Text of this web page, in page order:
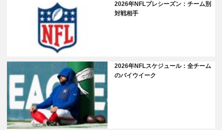
2026年NFLプレシーズン：チーム別
対戦相手
2026年NFLスケジュール：全チーム
のバイウイーク